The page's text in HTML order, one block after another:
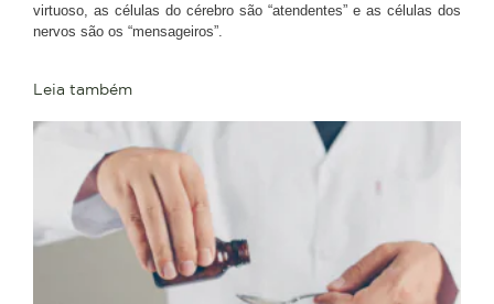
virtuoso, as células do cérebro são “atendentes” e as células dos
nervos são os “mensageiros”.
Leia também